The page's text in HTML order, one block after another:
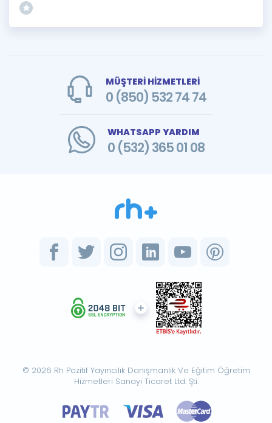
MÜŞTERİ HİZMETLERİ
0 (850) 532 74 74
WHATSAPP YARDIM
0 (532) 365 01 08
© 2026 Rh Pozitif Yayıncılık Danışmanlık Ve Eğitim Öğretim
Hizmetleri Sanayi Ticaret Ltd. Şti.